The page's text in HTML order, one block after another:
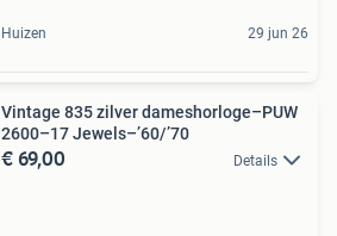
Huizen 29 jun 26
Vintage 835 zilver dameshorloge–PUW
2600–17 Jewels–’60/’70
€ 69,00 Details